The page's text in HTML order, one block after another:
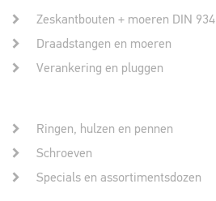
Zeskantbouten + moeren DIN 934
Draadstangen en moeren
Verankering en pluggen
Ringen, hulzen en pennen
Schroeven
Specials en assortimentsdozen